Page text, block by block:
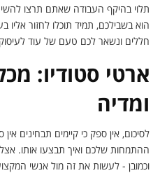
תלוי בהיקף העבודה שאתם תרצו
הוא בשבילכם, תמיד תוכלו לחזור
חללים ונשאר לכם טעם של עוד
ארטי סטודיו:
ומדיה
לסיכום, אין ספק כי קיימים תבחינים
ההתמחות שלכם ואיך תבצעו אותו.
וכמובן - לעשות את זה מול אנשי